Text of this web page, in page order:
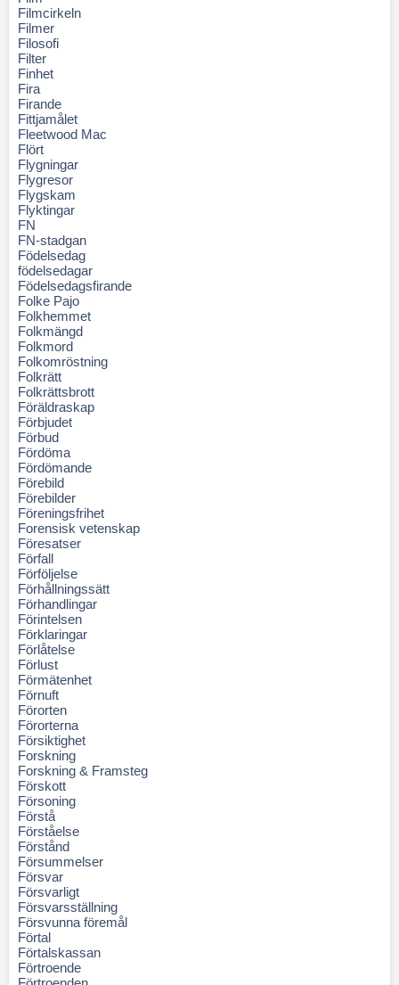
Filmcirkeln
Filmer
Filosofi
Filter
Finhet
Fira
Firande
Fittjamålet
Fleetwood Mac
Flört
Flygningar
Flygresor
Flygskam
Flyktingar
FN
FN-stadgan
Födelsedag
födelsedagar
Födelsedagsfirande
Folke Pajo
Folkhemmet
Folkmängd
Folkmord
Folkomröstning
Folkrätt
Folkrättsbrott
Föräldraskap
Förbjudet
Förbud
Fördöma
Fördömande
Förebild
Förebilder
Föreningsfrihet
Forensisk vetenskap
Föresatser
Förfall
Förföljelse
Förhållningssätt
Förhandlingar
Förintelsen
Förklaringar
Förlåtelse
Förlust
Förmätenhet
Förnuft
Förorten
Förorterna
Försiktighet
Forskning
Forskning & Framsteg
Förskott
Försoning
Förstå
Förståelse
Förstånd
Försummelser
Försvar
Försvarligt
Försvarsställning
Försvunna föremål
Förtal
Förtalskassan
Förtroende